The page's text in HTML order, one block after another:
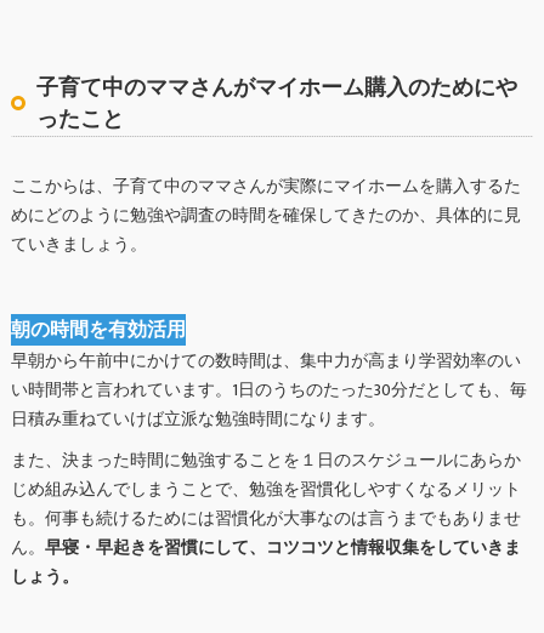
子育て中のママさんがマイホーム購入のためにや
ったこと
ここからは、子育て中のママさんが実際にマイホームを購入するた
めにどのように勉強や調査の時間を確保してきたのか、具体的に見
ていきましょう。
朝の時間を有効活用
早朝から午前中にかけての数時間は、集中力が高まり学習効率のい
い時間帯と言われています。1日のうちのたった30分だとしても、毎
日積み重ねていけば立派な勉強時間になります。
また、決まった時間に勉強することを１日のスケジュールにあらか
じめ組み込んでしまうことで、勉強を習慣化しやすくなるメリット
も。何事も続けるためには習慣化が大事なのは言うまでもありませ
ん。 早寝・早起きを習慣にして、コツコツと情報収集をしていきま
しょう。